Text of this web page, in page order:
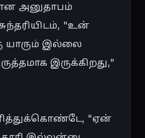
அனுதாபம்
சுந்தரியிடம், "உன்
யாரும் இல்லை
இருக்கிறது,"
"ஏன்